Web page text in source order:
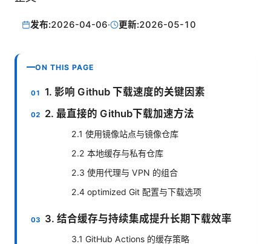
发布:2026-04-06· 更新:2026-05-10
ON THIS PAGE
1. 影响 Github 下载速度的关键因素
2. 最直接的 Github下载加速方法
2.1 使用镜像站点与镜像仓库
2.2 本地缓存与私有仓库
2.3 使用代理与 VPN 的组合
2.4 optimized Git 配置与下载选项
3. 结合缓存与持续集成提升长期下载效率
3.1 GitHub Actions 的缓存策略